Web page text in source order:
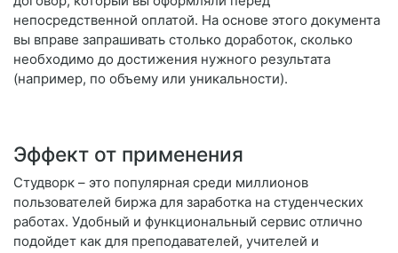
непосредственной оплатой. На основе этого документа
вы вправе запрашивать столько доработок, сколько
необходимо до достижения нужного результата
(например, по объему или уникальности).
Эффект от применения
Студворк – это популярная среди миллионов
пользователей биржа для заработка на студенческих
работах. Удобный и функциональный сервис отлично
подойдет как для преподавателей, учителей и